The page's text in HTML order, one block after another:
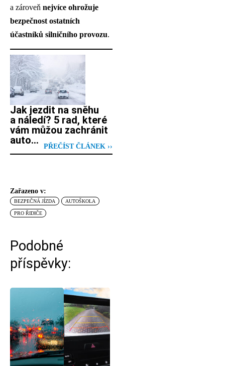
a zároveň nejvíce ohrožuje
bezpečnost ostatních
účastníků silničního provozu.
Jak jezdit na sněhu
a náledí? 5 rad, které
vám můžou zachránit
auto…
PŘEČÍST ČLÁNEK ››
Zařazeno v:
BEZPEČNÁ JÍZDA AUTOŠKOLA
PRO ŘIDIČE
Podobné
příspěvky: